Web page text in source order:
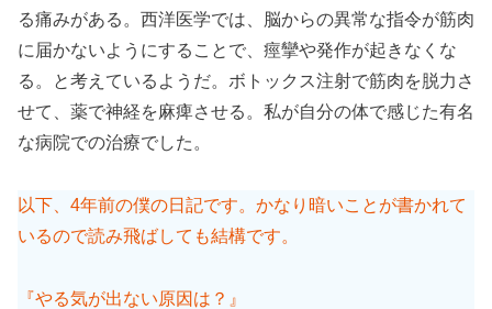
る痛みがある。西洋医学では、脳からの異常な指令が筋肉
に届かないようにすることで、痙攣や発作が起きなくな
る。と考えているようだ。ボトックス注射で筋肉を脱力さ
せて、薬で神経を麻痺させる。私が自分の体で感じた有名
な病院での治療でした。
以下、4年前の僕の日記です。かなり暗いことが書かれて
いるので読み飛ばしても結構です。
『やる気が出ない原因は？』